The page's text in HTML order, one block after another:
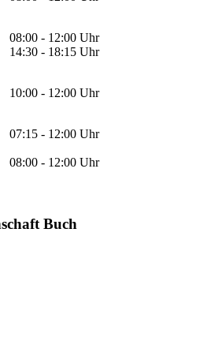
08:00 - 12:00 Uhr
14:30 - 18:15 Uhr
10:00 - 12:00 Uhr
07:15 - 12:00 Uhr
08:00 - 12:00 Uhr
Buch